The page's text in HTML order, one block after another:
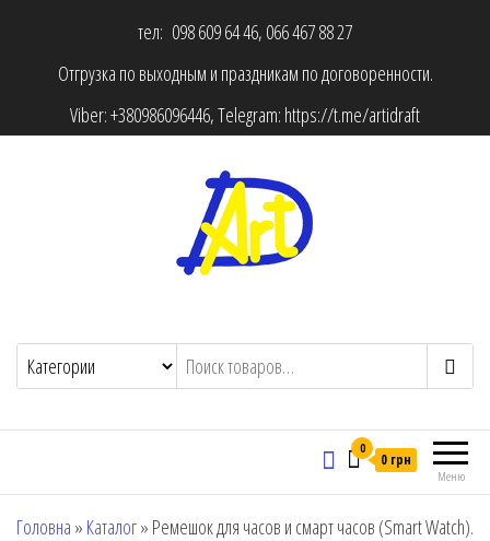
тел: 098 609 64 46, 066 467 88 27
Отгрузка по выходным и праздникам по договоренности.
Viber:+380986096446, Telegram: https://t.me/artidraft
Меню
0
0 грн
Головна » Каталог» Ремешок для часов и смарт часов (Smart Watch).